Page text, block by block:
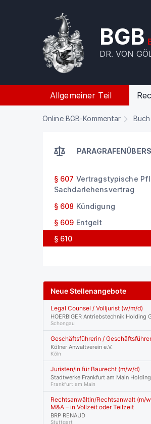
BGB
DR. VON
Allgemeiner Teil
Online BGB-Kommentar Buch
§ 607 Vertragstypische
Sachdarlehensvertrag
§ 608 Kündigung
§ 609 Entgelt
§ 610